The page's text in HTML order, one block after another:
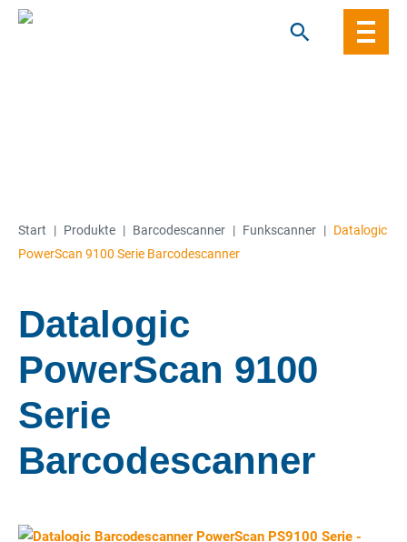
Start | Produkte | Barcode­­scanner | Funkscanner | Datalogic
PowerScan 9100 Serie Barcodescanner
Datalogic
PowerScan 9100
Serie
Barcodescanner